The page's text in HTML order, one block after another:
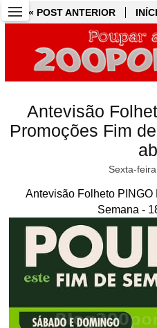
« POST ANTERIOR
Antevisão
Promoções Fim
Sexta-
Antevisão Folheto
Semana -
« POST ANTERIOR